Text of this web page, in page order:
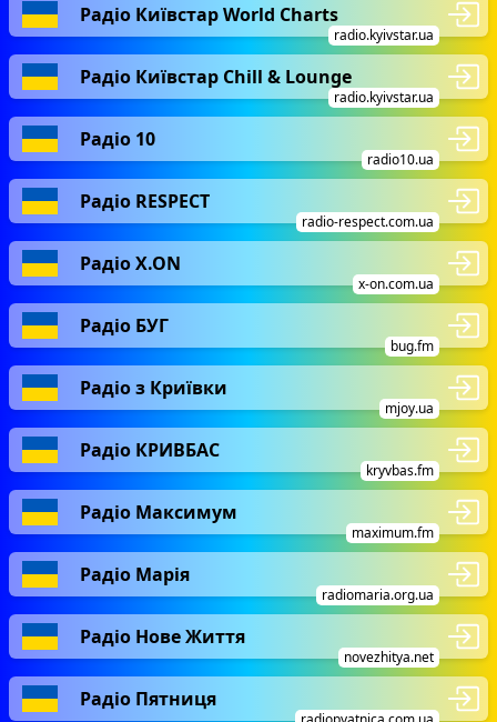
Радіо Київстар World Charts
radio.kyivstar.ua
Радіо Київстар Chill & Lounge
radio.kyivstar.ua
Радіо 10
radio10.ua
Радіо RESPECT
radio-respect.com.ua
Радіо X.ON
x-on.com.ua
Радіо БУГ
bug.fm
Радіо з Криївки
mjoy.ua
Радіо КРИВБАС
kryvbas.fm
Радіо Максимум
maximum.fm
Радіо Марія
radiomaria.org.ua
Радіо Нове Життя
novezhitya.net
Радіо Пятниця